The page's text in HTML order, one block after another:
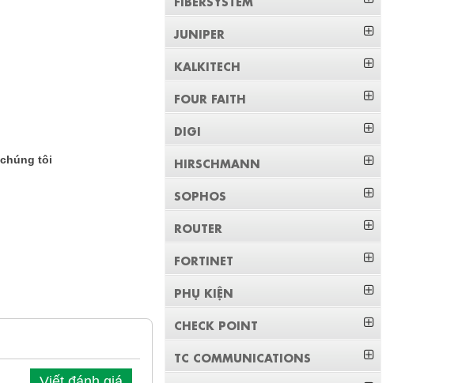
chúng tôi
JUNIPER
KALKITECH
FOUR FAITH
DIGI
HIRSCHMANN
SOPHOS
ROUTER
FORTINET
PHỤ KIỆN
CHECK POINT
TC COMMUNICATIONS